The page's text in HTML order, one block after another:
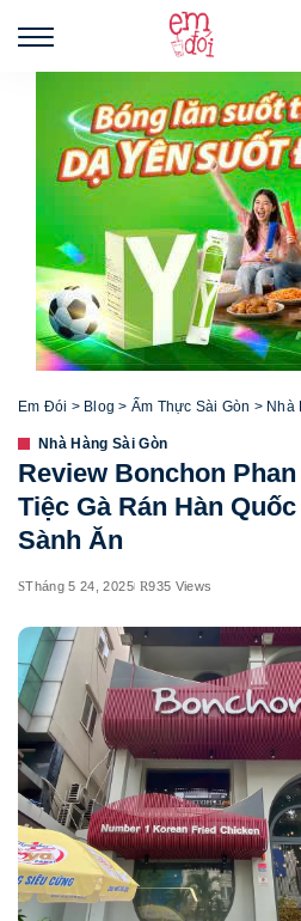
Em Đói > Blog > Ẩm Thực Sài Gòn > Nhà
Nhà Hàng Sài Gòn
Review Bonchon
Tiệc Gà Rán Hàn
Sành Ăn
Tháng 5 24, 2025 935 Views